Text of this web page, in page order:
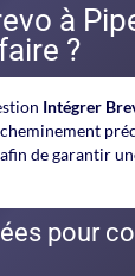
à
?
Intégrer
de garantir
pour